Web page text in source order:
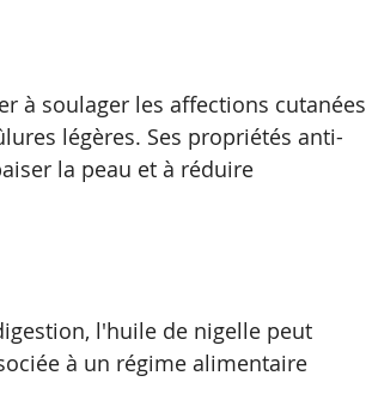
à soulager les affections cutanées
légères. Ses propriétés anti-
la peau et à réduire
l'huile de nigelle peut
à un régime alimentaire